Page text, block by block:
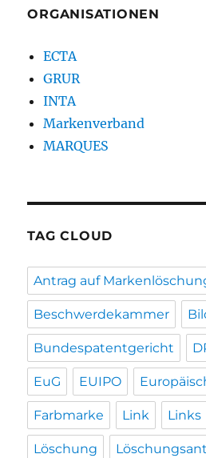
ORGANISATIONEN
ECTA
GRUR
INTA
Markenverband
MARQUES
TAG CLOUD
Antrag auf
Beschwerdekammer
Bundespatentgericht
EuG EUIPO
Farbmarke Link Links
Löschung